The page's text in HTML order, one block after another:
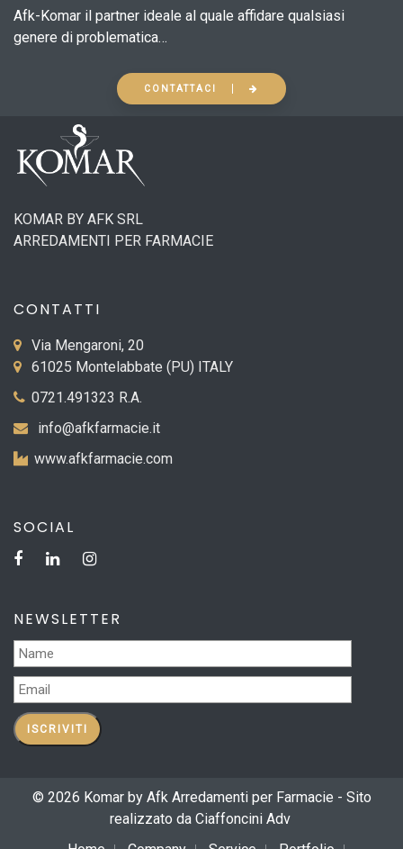
Afk-Komar il partner ideale al quale affidare qualsiasi
genere di problematica…
CONTATTACI
KOMAR BY AFK SRL
ARREDAMENTI PER FARMACIE
CONTATTI
Via Mengaroni, 20
61025 Montelabbate (PU) ITALY
0721.491323 R.A.
info@afkfarmacie.it
www.afkfarmacie.com
SOCIAL
NEWSLETTER
© 2026 Komar by Afk Arredamenti per Farmacie - Sito
realizzato da Ciaffoncini Adv